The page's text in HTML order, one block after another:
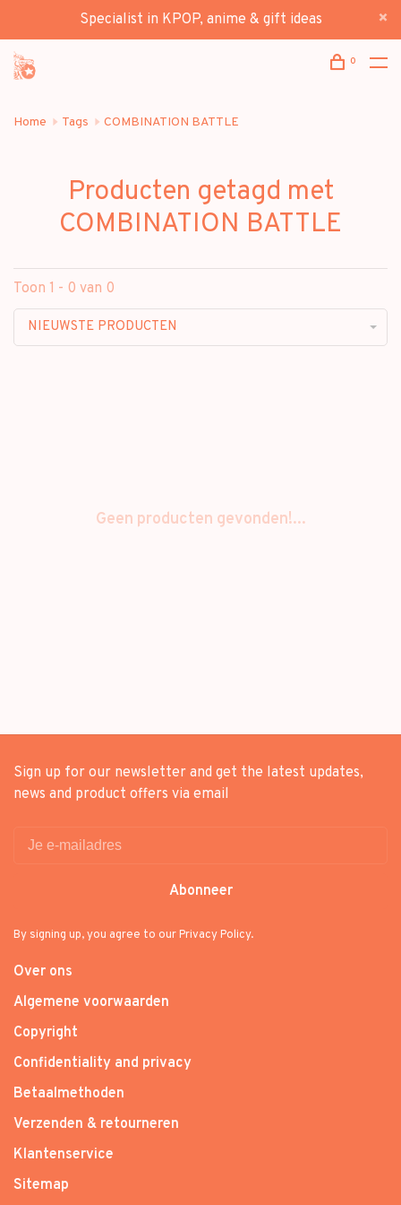
Specialist in KPOP, anime & gift ideas
0
Home Tags COMBINATION BATTLE
Producten getagd met
COMBINATION BATTLE
Toon 1 - 0 van 0
NIEUWSTE PRODUCTEN
Geen producten gevonden!...
Sign up for our newsletter and get the latest updates,
news and product offers via email
Abonneer
By signing up, you agree to our Privacy Policy.
Over ons
Algemene voorwaarden
Copyright
Confidentiality and privacy
Betaalmethoden
Verzenden & retourneren
Klantenservice
Sitemap